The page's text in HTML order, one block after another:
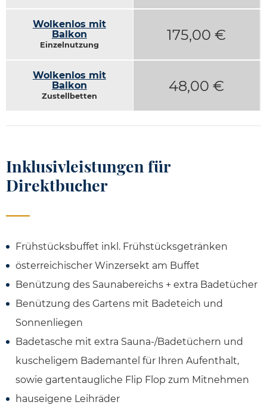
Wolkenlos mit
Balkon
Einzelnutzung
135,00 € 175,00 €
Wolkenlos mit
Balkon
Zustellbetten
42,00 € 48,00 €
Inklusivleistungen für
Direktbucher
Frühstücksbuffet inkl. Frühstücksgetränken
österreichischer Winzersekt am Buffet
Benützung des Saunabereichs + extra Badetücher
Benützung des Gartens mit Badeteich und
Sonnenliegen
Badetasche mit extra Sauna-/Badetüchern und
kuscheligem Bademantel für Ihren Aufenthalt,
sowie gartentaugliche Flip Flop zum Mitnehmen
hauseigene Leihräder